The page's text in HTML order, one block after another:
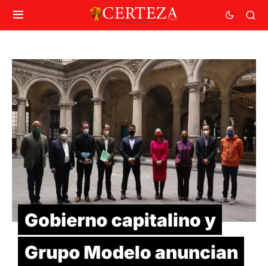
Gobierno capitalino y
Grupo Modelo anuncian